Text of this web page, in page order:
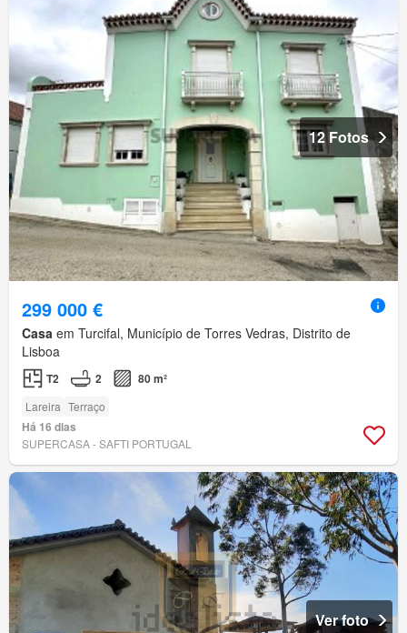
12 Fotos
299 000 €
Casa em Turcifal, Município de Torres Vedras, Distrito de
Lisboa
T2 2 80 m²
Lareira Terraço
Há 16 dias
SUPERCASA - SAFTI PORTUGAL
Ver foto